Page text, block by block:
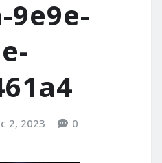
9e9e-
2, 2023 0